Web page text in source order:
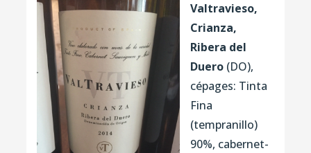
Valtravieso,
Crianza,
Ribera del
Duero(DO),
cépages: Tinta
Fina
(tempranillo)
90%, cabernet-